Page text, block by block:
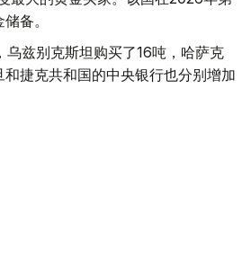
备。
乌兹别克斯坦购买了16吨，哈萨克
捷克共和国的中央银行也分别增加